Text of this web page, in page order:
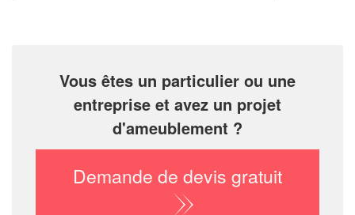
Vous êtes un particulier ou une
entreprise et avez un projet
d'ameublement ?
Demande de devis gratuit